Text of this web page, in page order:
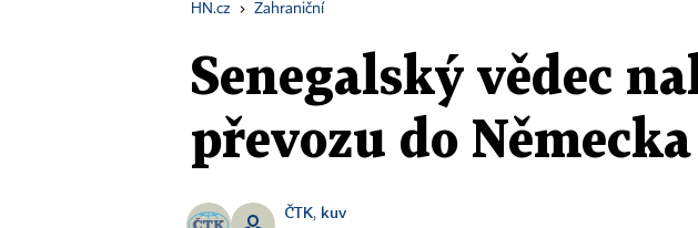
HN.cz › Zahraniční
Senegalský vědec
převozu do
ČTK, kuv